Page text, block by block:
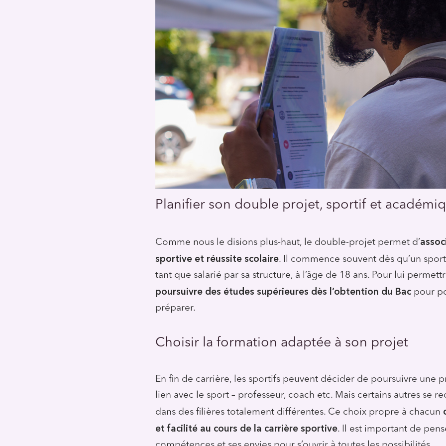
Planifier son double projet, sportif et
Comme nous le disions plus-haut, le double-projet permet d’
sportive et réussite scolaire. Il commence souvent dès qu’un
tant que salarié par sa structure, à l’âge de 18 ans. Pour lui
poursuivre des études supérieures dès l’obtention du Bac pour
préparer.
Choisir la formation adaptée à son projet
En fin de carrière, les sportifs peuvent décider de poursuivre une
lien avec le sport – professeur, coach etc. Mais certains autres se
dans des filières totalement différentes. Ce choix propre à chacun
et facilité au cours de la carrière sportive. Il est important de